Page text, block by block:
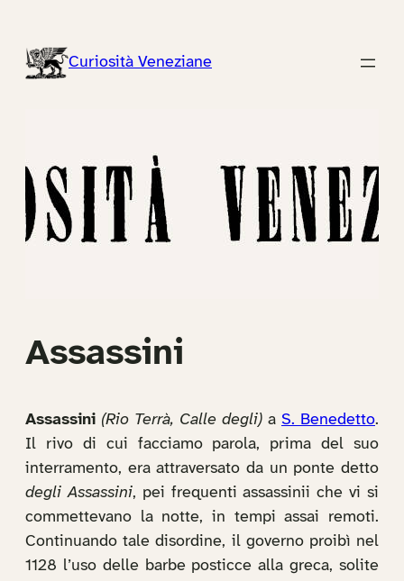
contenutoCuriosità Veneziane
Assassini
Assassini (Rio Terrà, Calle degli) a S. Benedetto.
Il rivo di cui facciamo parola, prima del suo
interramento, era attraversato da un ponte detto
degli Assassini, pei frequenti assassinii che vi si
commettevano la notte, in tempi assai remoti.
Continuando tale disordine, il governo proibì nel
1128 l’uso delle barbe posticce alla greca, solite